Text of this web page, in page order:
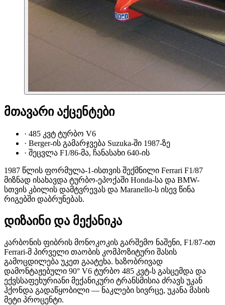
მთავარი აქცენტები
· 485 კვტ ტურბო V6
· Berger-ის გამარჯვება Suzuka-ში 1987-ზე
· შეცვლა F1/86-მა, ჩანასახი 640-ის
1987 წლის ფორმულა-1-ისთვის შექმნილი Ferrari F1/87
მიზნად ისახავდა ტურბო-ეპოქაში Honda-სა და BMW-
სთვის კბილის დამტვრევას და Maranello-ს ისევ წინა
რიგებში დაბრუნებას.
დიზაინი და მექანიკა
კარბონის ფიბრის მონოკოკის გარშემო ნაშენი, F1/87-ით
Ferrari-მ პირველი თაობის კომპოზიტური შასის
გამოცდილება უკეთ გაატეხა. ხაზობრივად
დამონტაჟებული 90° V6 ტურბო 485 კვტ-ს გასცემდა და
ექვსსაფეხურიანი მექანიკური ტრანსმისია ძრავს უკან
ჰქონდა გადაწყობილი — ნაკლები სივრცე, უკანა მასის
მეტი პროცენტი.